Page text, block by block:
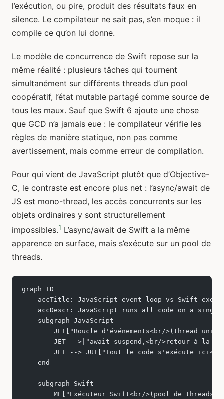
l’exécution, ou pire, produit des résultats faux en
silence. Le compilateur ne sait pas, s’en moque : il
compile ce qu’on lui donne.
Le modèle de concurrence de Swift repose sur la
même réalité : plusieurs tâches qui tournent
simultanément sur différents threads d’un pool
coopératif, l’état mutable partagé comme source de
tous les maux. Sauf que Swift 6 ajoute une chose
que GCD n’a jamais eue : le compilateur vérifie les
règles de manière statique, non pas comme
avertissement, mais comme erreur de compilation.
Pour qui vient de JavaScript plutôt que d’Objective-
C, le contraste est encore plus net : l’async/await de
JS est mono-thread, les accès concurrents sur les
objets ordinaires y sont structurellement
impossibles.1 L’async/await de Swift a la même
apparence en surface, mais s’exécute sur un pool de
threads.
graph TD
accTitle: JavaScript event loop vs Swift
accDescr: JavaScript runs all code on a
    subgraph JavaScript
JET["Boucle d'événements<br/>(thread
JET -->|"await suspend,<br/>retour à la
JET --> JUI["Tout le code s'exécute
    end
    subgraph Swift
ME["Exécuteur Swift<br/>(pool de